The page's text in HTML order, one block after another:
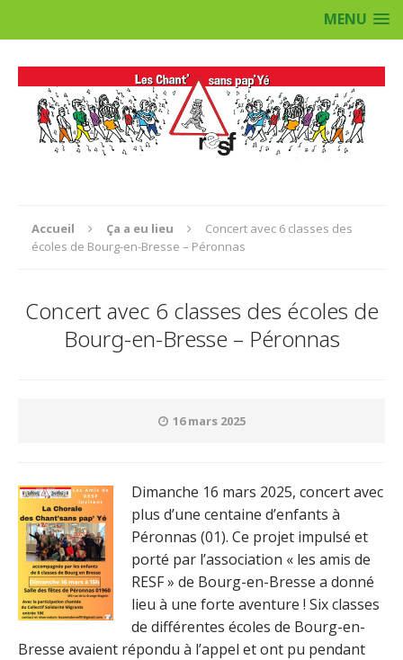
MENU
Accueil Ça a eu lieu
Concert avec 6 classes des
écoles de Bourg-en-Bresse – Péronnas
Concert avec 6 classes des écoles de
Bourg-en-Bresse – Péronnas
16 mars 2025
Dimanche 16 mars 2025, concert avec
plus d’une centaine d’enfants à
Péronnas (01). Ce projet impulsé et
porté par l’association « les amis de
RESF » de Bourg-en-Bresse a donné
lieu à une forte aventure ! Six classes
de différentes écoles de Bourg-en-
Bresse avaient répondu à l’appel et ont pu pendant